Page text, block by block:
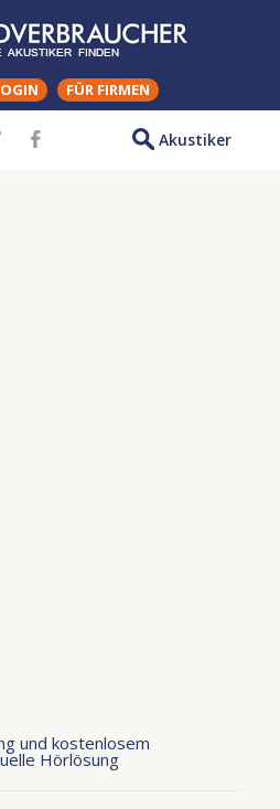
FÜR FIRMEN
Akustiker
und kostenlosem
Hörlösung